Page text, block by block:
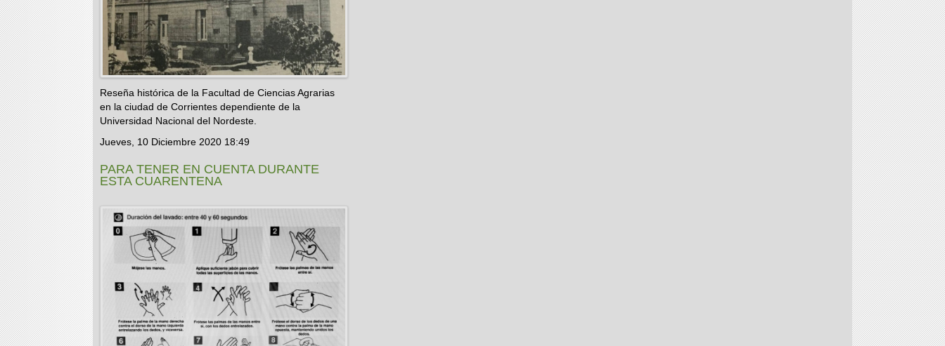
Reseña histórica de la Facultad de Ciencias Agrarias
en la ciudad de Corrientes dependiente de la
Universidad Nacional del Nordeste.
Jueves, 10 Diciembre 2020 18:49
PARA TENER EN CUENTA DURANTE
ESTA CUARENTENA